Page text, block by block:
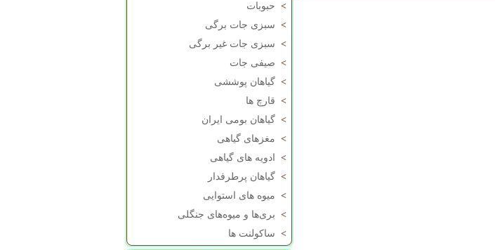
> حبوبات
> سبزی جات برگی
> سبزی جات غیر برگی
> صیفی جات
> گیاهان پوششی
> قارچ ها
> گیاهان بومی ایران
> مغزهای گیاهی
>
ادویه های گیاهی
> گیاهان پرطرفدار
> میوه های استوایی
> بری‌ها و میوه‌های جنگلی
> ساکولنت ها